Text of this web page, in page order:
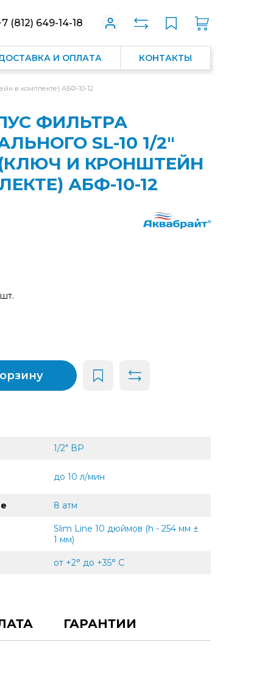
(812) 649-14-18
И ОПЛАТА КОНТАКТЫ
в комплекте) АБФ-10-12
ФИЛЬТРА
SL-10 1/2"
И КРОНШТЕЙН
АБФ-10-12
1/2" ВР
до 10 л/мин
8 атм
Slim Line 10 дюймов (h - 254 мм ±
1 мм)
от +2° до +35° С
ГАРАНТИИ